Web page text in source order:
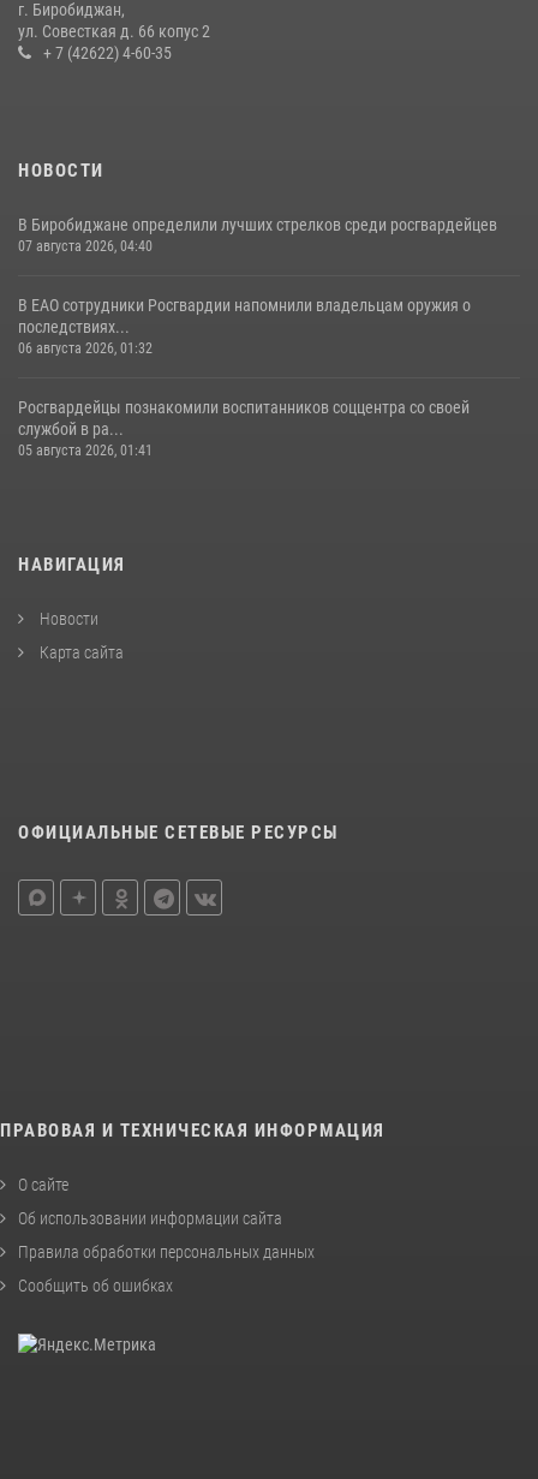
13 июля 2026, 02:04 3
г. Биробиджан,
ул. Совесткая д. 66 копус 2
+ 7 (42622) 4-60-35
НОВОСТИ
В Биробиджане определили лучших стрелков среди росгвардейцев
07 августа 2026, 04:40
В ЕАО сотрудники Росгвардии напомнили владельцам оружия о
последствиях...
06 августа 2026, 01:32
Росгвардейцы познакомили воспитанников соццентра со своей
службой в ра...
05 августа 2026, 01:41
НАВИГАЦИЯ
Новости
Карта сайта
ОФИЦИАЛЬНЫЕ СЕТЕВЫЕ РЕСУРСЫ
ПРАВОВАЯ И ТЕХНИЧЕСКАЯ ИНФОРМАЦИЯ
О сайте
Об использовании информации сайта
Правила обработки персональных данных
Сообщить об ошибках